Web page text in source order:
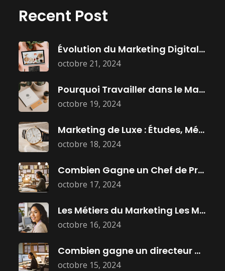
Recent Post
octobre 21, 2024
Évolution du Marketing Digital : Histoire,
octobre 19, 2024
Pourquoi Travailler dans le Marketing :
octobre 18, 2024
Marketing de Luxe : Études, Métiers
octobre 17, 2024
Combien Gagne un Chef de Projet
octobre 16, 2024
Les Métiers du Marketing Les Mieux
octobre 15, 2024
Combien gagne un directeur marketing ?